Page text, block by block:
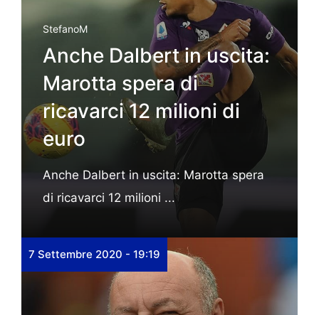
StefanoM
Anche Dalbert in uscita:
Marotta spera di
ricavarci 12 milioni di
euro
Anche Dalbert in uscita: Marotta spera
di ricavarci 12 milioni ...
7 Settembre 2020 - 19:19